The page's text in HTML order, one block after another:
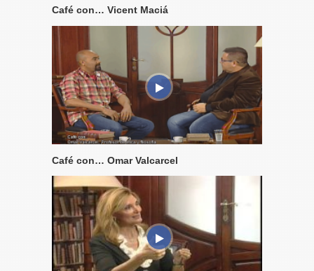
Café con… Vicent Maciá
Café con… Omar Valcarcel